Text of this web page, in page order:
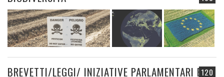
120
BREVETTI/LEGGI/ INIZIATIVE PARLAMENTARI E